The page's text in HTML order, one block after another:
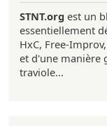
STNT.org est un
essentiellement
HxC, Free-
et d'une manière
traviole...